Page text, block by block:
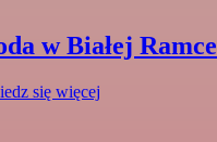
w Białej Ramce
się więcej